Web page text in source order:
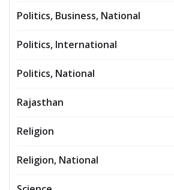
Politics, Business, National
Politics, International
Politics, National
Rajasthan
Religion
Religion, National